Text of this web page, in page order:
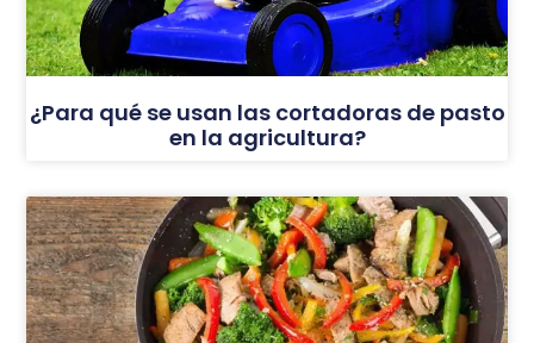
¿Para qué se usan las cortadoras de pasto
en la agricultura?